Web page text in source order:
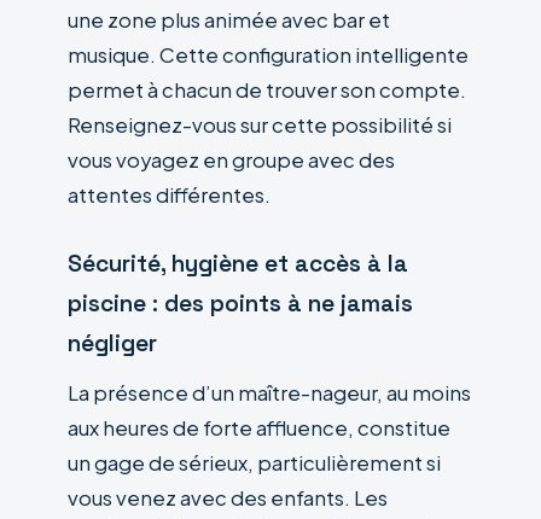
une zone plus animée avec bar et
musique. Cette configuration intelligente
permet à chacun de trouver son compte.
Renseignez-vous sur cette possibilité si
vous voyagez en groupe avec des
attentes différentes.
Sécurité, hygiène et accès à la
piscine : des points à ne jamais
négliger
La présence d’un maître-nageur, au moins
aux heures de forte affluence, constitue
un gage de sérieux, particulièrement si
vous venez avec des enfants. Les